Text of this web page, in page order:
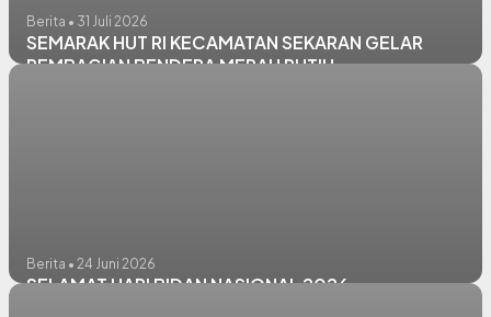
Berita • 31 Juli 2026
SEMARAK HUT RI KECAMATAN SEKARAN GELAR
PEMBAGIAN BENDERA MERAH PUTIH
Berita • 24 Juni 2026
SELAMAT HARI BIDAN NASIONAL 2026